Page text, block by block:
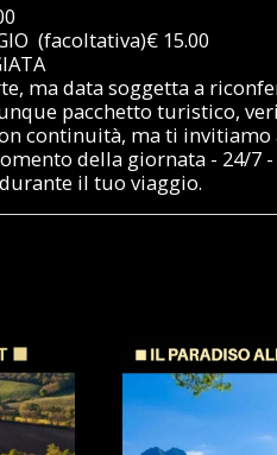
(facoltativa)€ 15.00
ma data soggetta a
pacchetto turistico,
continuità, ma ti
della giornata - 24/7
il tuo viaggio.